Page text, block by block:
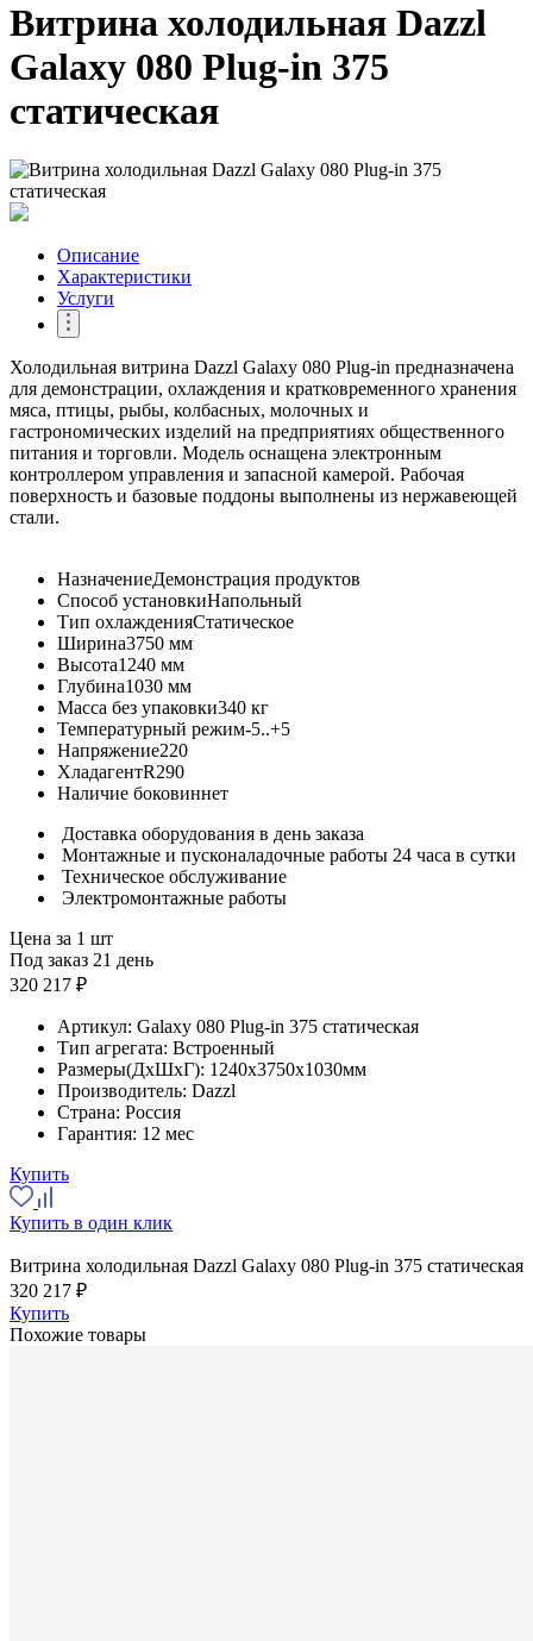
Витрина холодильная Dazzl
Galaxy 080 Plug-in 375
статическая
Описание
Характеристики
Услуги
Холодильная витрина Dazzl Galaxy 080 Plug-in предназначена
для демонстрации, охлаждения и кратковременного хранения
мяса, птицы, рыбы, колбасных, молочных и
гастрономических изделий на предприятиях общественного
питания и торговли. Модель оснащена электронным
контроллером управления и запасной камерой. Рабочая
поверхность и базовые поддоны выполнены из нержавеющей
стали.
НазначениеДемонстрация продуктов
Способ установкиНапольный
Тип охлажденияСтатическое
Ширина3750 мм
Высота1240 мм
Глубина1030 мм
Масса без упаковки340 кг
Температурный режим-5..+5
Напряжение220
ХладагентR290
Наличие боковиннет
Доставка оборудования в день заказа
Монтажные и пусконаладочные работы 24 часа в сутки
Техническое обслуживание
Электромонтажные работы
Цена за 1 шт
Под заказ 21 день
320 217 ₽
Артикул: Galaxy 080 Plug-in 375 статическая
Тип агрегата: Встроенный
Размеры(ДхШхГ): 1240x3750x1030мм
Производитель: Dazzl
Страна: Россия
Гарантия: 12 мес
Купить
Купить в один клик
Витрина холодильная Dazzl Galaxy 080 Plug-in 375 статическая
320 217 ₽
Купить
Похожие товары